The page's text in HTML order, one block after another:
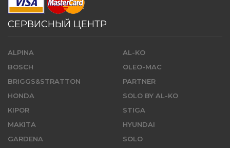
СЕРВИСНЫЙ ЦЕНТР
ALPINA
BOSCH
BRIGGS&STRATTON
HONDA
KIPOR
MAKITA
GARDENA
AL-KO
OLEO-MAC
PARTNER
SOLO BY AL-KO
STIGA
HYUNDAI
SOLO